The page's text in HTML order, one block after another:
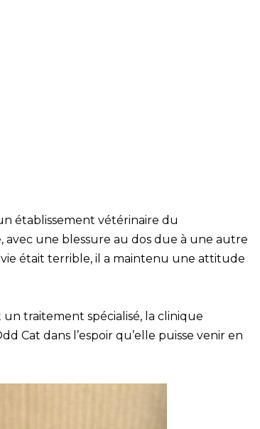
établissement vétérinaire du
avec une blessure au dos due à une autre
était terrible, il a maintenu une attitude
traitement spécialisé, la clinique
Cat dans l’espoir qu’elle puisse venir en